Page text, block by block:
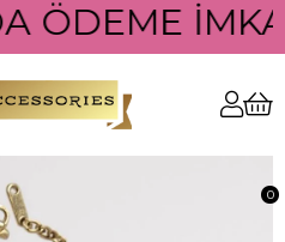
ÖDEME
0